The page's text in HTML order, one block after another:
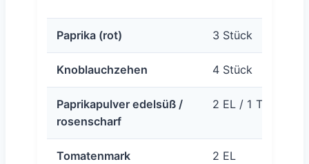
Paprika (rot) 3 Stück
Knoblauchzehen 4 Stück
Paprikapulver edelsüß /
rosenscharf
2 EL / 1 TL
Tomatenmark 2 EL